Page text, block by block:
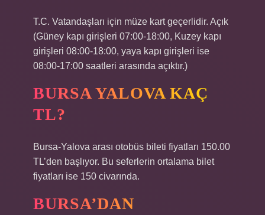
T.C. Vatandaşları için müze kart geçerlidir. Açık
(Güney kapı girişleri 07:00-18:00, Kuzey kapı
girişleri 08:00-18:00, yaya kapı girişleri ise
08:00-17:00 saatleri arasında açıktır.)
BURSA YALOVA KAÇ
TL?
Bursa-Yalova arası otobüs bileti fiyatları 150.00
TL’den başlıyor. Bu seferlerin ortalama bilet
fiyatları ise 150 civarında.
BURSA’DAN